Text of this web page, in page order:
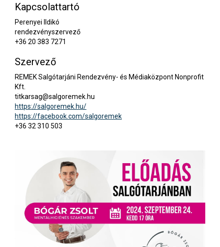
Kapcsolattartó
Perenyei Ildikó
rendezvényszervező
+36 20 383 7271
Szervező
REMEK Salgótarjáni Rendezvény- és Médiaközpont Nonprofit
Kft.
titkarsag@salgoremek.hu
https://salgoremek.hu/
https://facebook.com/salgoremek
+36 32 310 503